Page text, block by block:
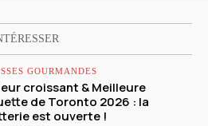
GOURMANDES
croissant & Meilleure
de Toronto 2026 : la
est ouverte !